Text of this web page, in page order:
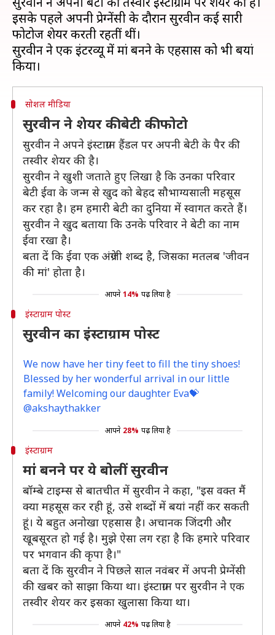
इसके पहले अपनी प्रेग्नेंसी के दौरान सुरवीन कई सारी
फोटोज शेयर करती रहतीं थीं।
सुरवीन ने एक इंटरव्यू में मां बनने के एहसास को भी बयां
सोशल मीडिया
सुरवीन ने शेयर की बेटी की फोटो
सुरवीन ने अपने इंस्टाग्राम हैंडल पर अपनी बेटी के पैर की
तस्वीर शेयर की है।
सुरवीन ने खुशी जताते हुए लिखा है कि उनका परिवार
बेटी ईवा के जन्म से खुद को बेहद सौभाग्यसाली महसूस
कर रहा है। हम हमारी बेटी का दुनिया में स्वागत करते हैं।
सुरवीन ने खुद बताया कि उनके परिवार ने बेटी का नाम
ईवा रखा है।
बता दें कि ईवा एक अंग्रेजी शब्द है, जिसका मतलब 'जीवन
की मां' होता है।
आपने 14% पढ़ लिया है
इंस्टाग्राम पोस्ट
सुुरवीन का इंस्टाग्राम पोस्ट
We now have her tiny feet to fill the tiny shoes!
Blessed by her wonderful arrival in our little
family! Welcoming our daughter Eva💝
@akshaythakker
आपने 28% पढ़ लिया है
इंस्टाग्राम
मां बनने पर ये बोलीं सुरवीन
बॉम्बे टाइम्स से बातचीत में सुरवीन ने कहा, "इस वक्त मैं
क्या महसूस कर रही हूं, उसे शब्दों में बयां नहीं कर सकती
हूं। ये बहुत अनोखा एहसास है। अचानक जिंदगी और
खूबसूरत हो गई है। मुझे ऐसा लग रहा है कि हमारे परिवार
पर भगवान की कृपा है।"
बता दें कि सुरवीन ने पिछले साल नवंबर में अपनी प्रेग्नेंसी
की खबर को साझा किया था। इंस्टाग्राम पर सुरवीन ने एक
तस्वीर शेयर कर इसका खुलासा किया था।
आपने 42% पढ़ लिया है